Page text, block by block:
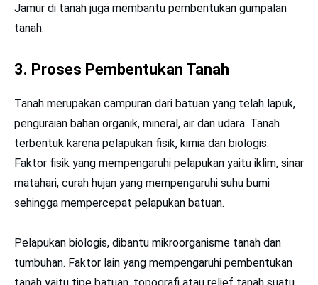
Jamur di tanah juga membantu pembentukan gumpalan
tanah.
3. Proses Pembentukan Tanah
Tanah merupakan campuran dari batuan yang telah lapuk,
penguraian bahan organik, mineral, air dan udara. Tanah
terbentuk karena pelapukan fisik, kimia dan biologis.
Faktor fisik yang mempengaruhi pelapukan yaitu iklim, sinar
matahari, curah hujan yang mempengaruhi suhu bumi
sehingga mempercepat pelapukan batuan.
Pelapukan biologis, dibantu mikroorganisme tanah dan
tumbuhan. Faktor lain yang mempengaruhi pembentukan